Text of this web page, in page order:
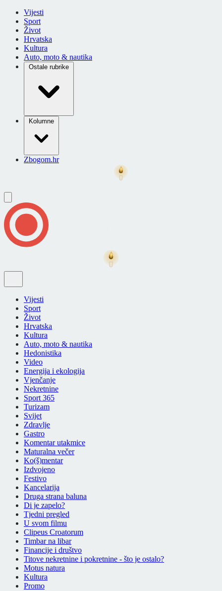
Vijesti
Sport
Život
Hrvatska
Kultura
Auto, moto & nautika
Ostale rubrike
Kolumne
Zbogom.hr
Vijesti
Sport
Život
Hrvatska
Kultura
Auto, moto & nautika
Hedonistika
Video
Energija i ekologija
Vjenčanje
Nekretnine
Sport 365
Turizam
Svijet
Zdravlje
Gastro
Komentar utakmice
Maturalna večer
Ko(š)mentar
Izdvojeno
Festivo
Kancelarija
Druga strana baluna
Di je zapelo?
Tjedni pregled
U svom filmu
Clipeus Croatorum
Timbar na libar
Financije i društvo
Titove nekretnine i pokretnine - što je ostalo?
Motus natura
Kultura
Promo